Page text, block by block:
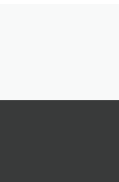
モスタット、転